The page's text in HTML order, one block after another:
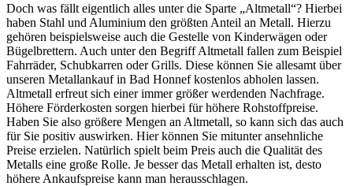
Doch was fällt eigentlich alles unter die Sparte „Altmetall“? Hierbei
haben Stahl und Aluminium den größten Anteil an Metall. Hierzu
gehören beispielsweise auch die Gestelle von Kinderwägen oder
Bügelbrettern. Auch unter den Begriff Altmetall fallen zum Beispiel
Fahrräder, Schubkarren oder Grills. Diese können Sie allesamt über
unseren Metallankauf in Bad Honnef kostenlos abholen lassen.
Altmetall erfreut sich einer immer größer werdenden Nachfrage.
Höhere Förderkosten sorgen hierbei für höhere Rohstoffpreise.
Haben Sie also größere Mengen an Altmetall, so kann sich das auch
für Sie positiv auswirken. Hier können Sie mitunter ansehnliche
Preise erzielen. Natürlich spielt beim Preis auch die Qualität des
Metalls eine große Rolle. Je besser das Metall erhalten ist, desto
höhere Ankaufspreise kann man herausschlagen.